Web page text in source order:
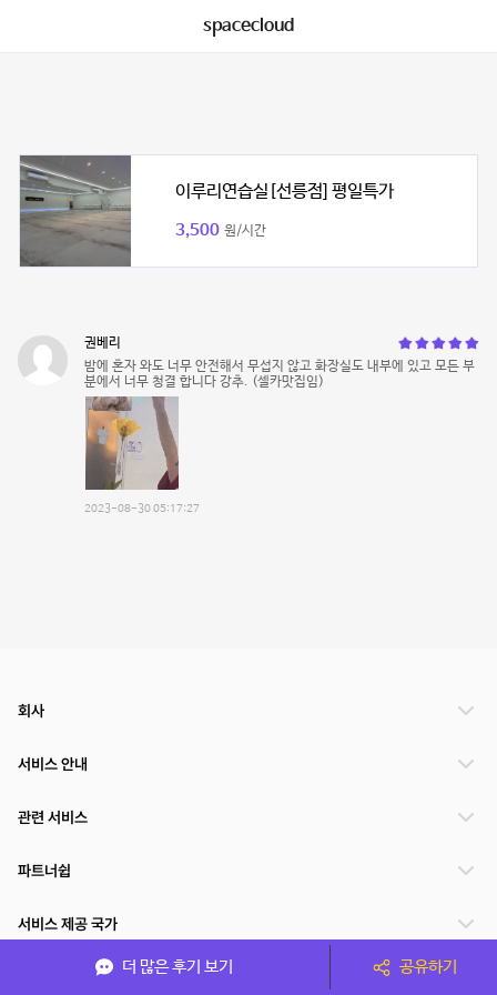
spacecloud
이루리연습실[선릉점] 평일특가
3,500 원/시간
권베리
밤에 혼자 와도 너무 안전해서 무섭지 않고 화장실도 내부에 있고 모든 부
분에서 너무 청결 합니다 강추. (셀카맛집임)
2023-08-30 05:17:27
더 많은 후기 보기 공유하기
회사
서비스 안내
관련 서비스
파트너쉽
서비스 제공 국가